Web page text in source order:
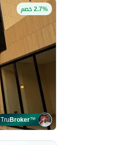
2.7% خصم
TruBroker™